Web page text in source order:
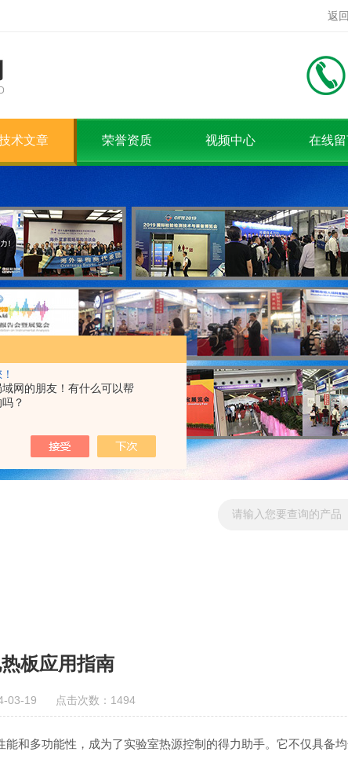
网的朋友！有什么可以帮
？
返
术文章 荣誉资质 视频中心 在线
板应用指南
03-19 点击次数：1494
多功能性，成为了实验室热源控制的得力助手。它不仅具备